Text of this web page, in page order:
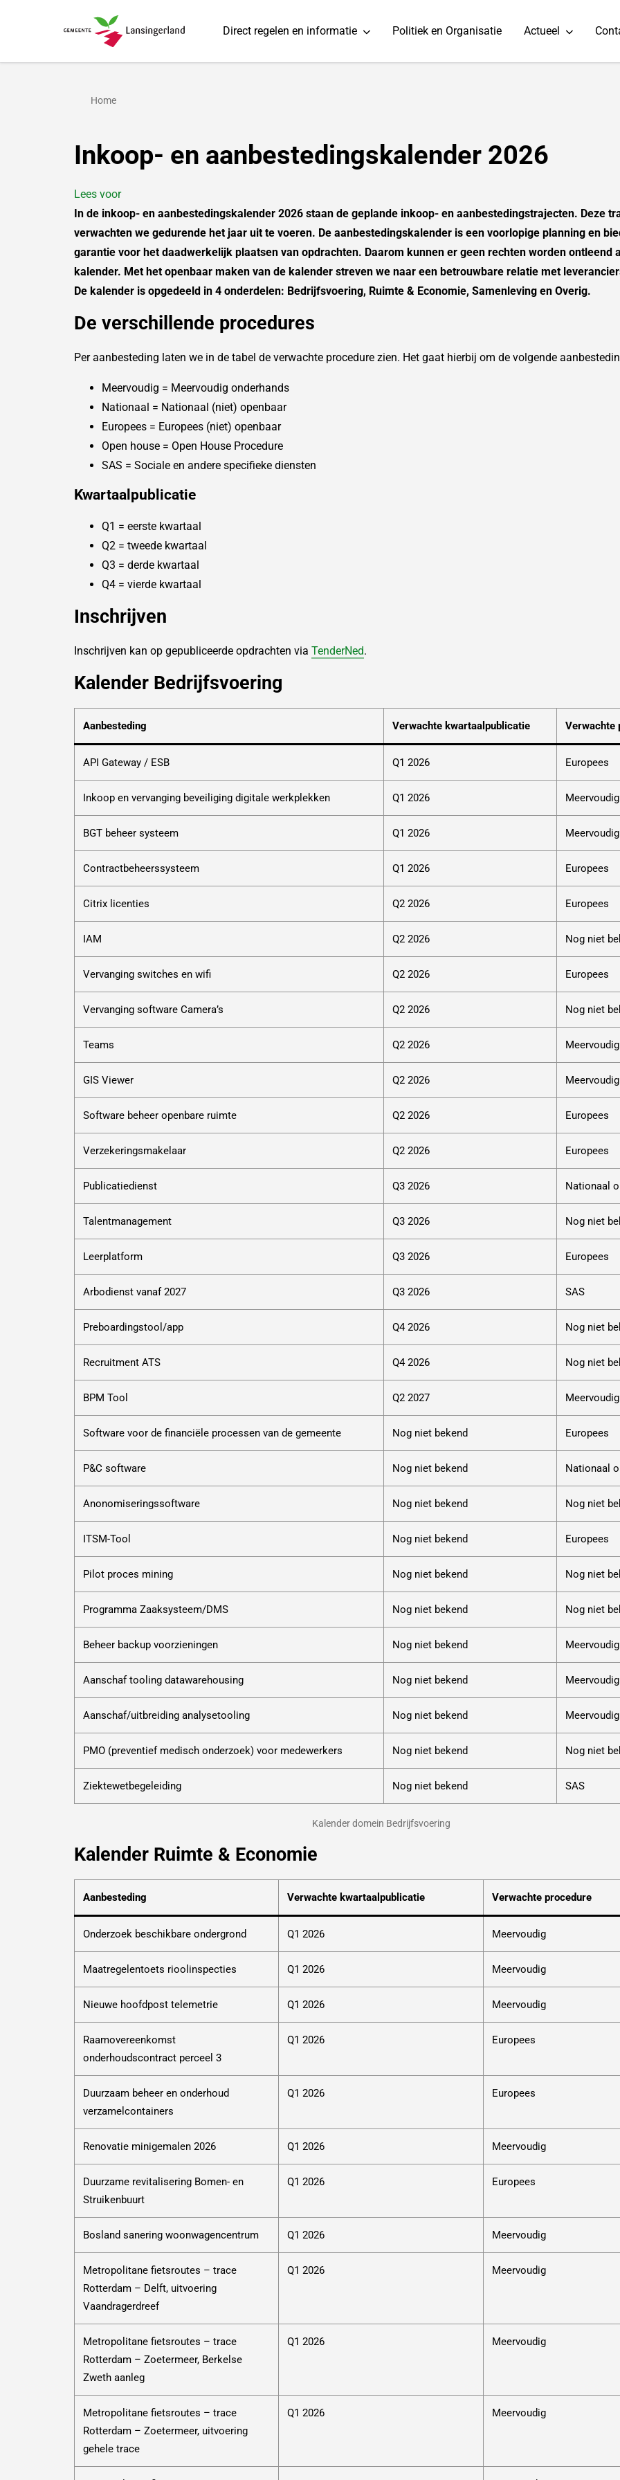
Direct regelen en informatie Politiek en Organisatie Actueel
Home
Inkoop- en aanbestedingskalender 2026
Lees voor
In de inkoop- en aanbestedingskalender 2026 staan de geplande inkoop- en aanbestedingstrajecten. Deze
verwachten we gedurende het jaar uit te voeren. De aanbestedingskalender is een voorlopige planning en
garantie voor het daadwerkelijk plaatsen van opdrachten. Daarom kunnen er geen rechten worden ontleend
kalender. Met het openbaar maken van de kalender streven we naar een betrouwbare relatie met
De kalender is opgedeeld in 4 onderdelen: Bedrijfsvoering, Ruimte & Economie, Samenleving en Overig.
De verschillende procedures
Per aanbesteding laten we in de tabel de verwachte procedure zien. Het gaat hierbij om de volgende
Meervoudig = Meervoudig onderhands
Nationaal = Nationaal (niet) openbaar
Europees = Europees (niet) openbaar
Open house = Open House Procedure
SAS = Sociale en andere specifieke diensten
Kwartaalpublicatie
Q1 = eerste kwartaal
Q2 = tweede kwartaal
Q3 = derde kwartaal
Q4 = vierde kwartaal
Inschrijven
Inschrijven kan op gepubliceerde opdrachten via TenderNed.
Kalender Bedrijfsvoering
Aanbesteding Verwachte kwartaalpublicatie Verwachte
API Gateway / ESB Q1 2026 Europees
Inkoop en vervanging beveiliging digitale werkplekken Q1 2026 Meervoudig
BGT beheer systeem Q1 2026 Meervoudig
Contractbeheerssysteem Q1 2026 Europees
Citrix licenties Q2 2026 Europees
IAM Q2 2026 Nog niet
Vervanging switches en wifi Q2 2026 Europees
Vervanging software Camera’s Q2 2026 Nog niet
Teams Q2 2026 Meervoudig
GIS Viewer Q2 2026 Meervoudig
Software beheer openbare ruimte Q2 2026 Europees
Verzekeringsmakelaar Q2 2026 Europees
Publicatiedienst Q3 2026 Nationaal
Talentmanagement Q3 2026 Nog niet
Leerplatform Q3 2026 Europees
Arbodienst vanaf 2027 Q3 2026 SAS
Preboardingstool/app Q4 2026 Nog niet
Recruitment ATS Q4 2026 Nog niet
BPM Tool Q2 2027 Meervoudig
Software voor de financiële processen van de gemeente Nog niet bekend Europees
P&C software Nog niet bekend Nationaal
Anonomiseringssoftware Nog niet bekend Nog niet
ITSM-Tool Nog niet bekend Europees
Pilot proces mining Nog niet bekend Nog niet
Programma Zaaksysteem/DMS Nog niet bekend Nog niet
Beheer backup voorzieningen Nog niet bekend Meervoudig
Aanschaf tooling datawarehousing Nog niet bekend Meervoudig
Aanschaf/uitbreiding analysetooling Nog niet bekend Meervoudig
PMO (preventief medisch onderzoek) voor medewerkers Nog niet bekend Nog niet
Ziektewetbegeleiding Nog niet bekend SAS
Kalender domein Bedrijfsvoering
Kalender Ruimte & Economie
Aanbesteding Verwachte kwartaalpublicatie Verwachte procedure
Onderzoek beschikbare ondergrond Q1 2026 Meervoudig
Maatregelentoets rioolinspecties Q1 2026 Meervoudig
Nieuwe hoofdpost telemetrie Q1 2026 Meervoudig
Raamovereenkomst
onderhoudscontract perceel 3
Q1 2026 Europees
Duurzaam beheer en onderhoud
verzamelcontainers
Q1 2026 Europees
Renovatie minigemalen 2026 Q1 2026 Meervoudig
Duurzame revitalisering Bomen- en
Struikenbuurt
Q1 2026 Europees
Bosland sanering woonwagencentrum Q1 2026 Meervoudig
Metropolitane fietsroutes – trace
Rotterdam – Delft, uitvoering
Vaandragerdreef
Q1 2026 Meervoudig
Metropolitane fietsroutes – trace
Rotterdam – Zoetermeer, Berkelse
Zweth aanleg
Q1 2026 Meervoudig
Metropolitane fietsroutes – trace
Rotterdam – Zoetermeer, uitvoering
gehele trace
Q1 2026 Meervoudig